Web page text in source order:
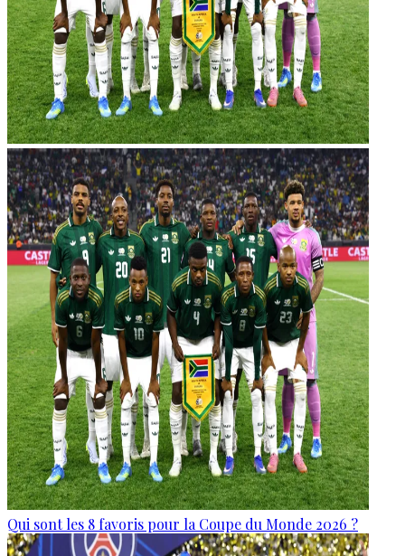
Qui sont les 8 favoris pour la Coupe du Monde 2026 ?